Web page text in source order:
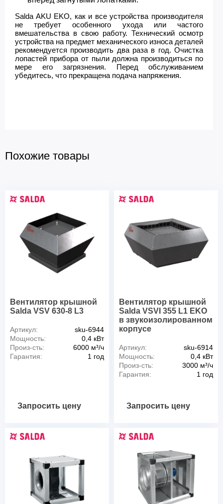
Salda AKU EKO, как и все устройства производителя
не требует особенного ухода или частого
вмешательства в свою работу. Технический осмотр
устройства на предмет механического износа деталей
рекомендуется производить два раза в год. Очистка
лопастей прибора от пыли должна производиться по
мере его загрязнения. Перед обслуживанием
убедитесь, что прекращена подача напряжения.
Похожие товары
Вентилятор крышной
Salda VSV 630-8 L3
Артикул:
sku-6944
Мощность:
0,4 кВт
Произ-сть:
6000 м³/ч
Гарантия:
1 год
Запросить цену
Вентилятор крышной
Salda VSVI 355 L1 EKO
в звукоизолированном
корпусе
Артикул:
sku-6914
Мощность:
0,4 кВт
Произ-сть:
3000 м³/ч
Гарантия:
1 год
Запросить цену